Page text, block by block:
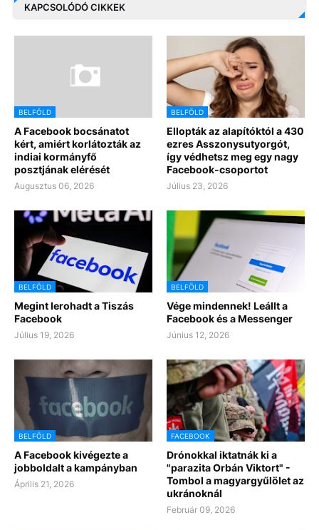
KAPCSOLÓDÓ CIKKEK
BELFÖLD
A Facebook bocsánatot
kért, amiért korlátozták az
indiai kormányfő
posztjának elérését
Augusztus 06, 2026
BELFÖLD
Ellopták az alapítóktól a 430
ezres Asszonysutyorgót,
így védhetsz meg egy nagy
Facebook-csoportot
Július 23, 2026
BELFÖLD
Megint lerohadt a Tiszás
Facebook
Július 19, 2026
BELFÖLD
Vége mindennek! Leállt a
Facebook és a Messenger
Június 12, 2026
BELFÖLD
A Facebook kivégezte a
jobboldalt a kampányban
Április 21, 2026
FACEBOOK
Drónokkal iktatnák ki a
"parazita Orbán Viktort" -
Tombol a magyargyűlölet az
ukránoknál
Február 09, 2026